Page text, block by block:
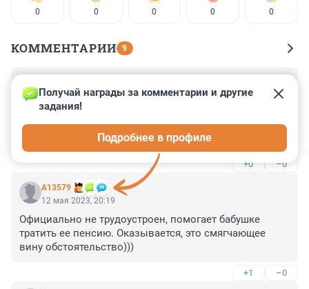
0 0 0 0 0
КОММЕНТАРИИ 9
13 мая 2023, 00:01
Не хотят депутаты,министры и судьи отказывать себе
в удовольствии пьяными за рулём кататься судя по
смехотворности сроков за подобное.
+0 –0
А13579
Получай награды за комментарии и другие
задания!
Подробнее в профиле
12 мая 2023, 20:19
Официально не трудоустроен, помогает бабушке
тратить ее пенсию. Оказывается, это смягчающее
вину обстоятельство)))
+1 –0